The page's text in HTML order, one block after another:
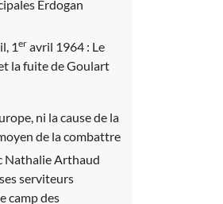
Erdogan
1er avril 1964 : Le
la fuite de Goulart
ni la cause de la
de la combattre
Nathalie Arthaud
serviteurs
camp des